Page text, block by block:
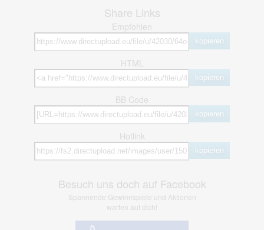
Share Links
Empfohlen
kopieren
HTML
kopieren
BB Code
kopieren
Hotlink
kopieren
Besuch uns doch auf Facebook
Spannende Gewinnspiele und Aktionen
warten auf dich!